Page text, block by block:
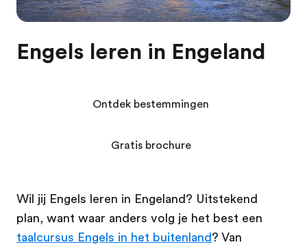
Engels leren in Engeland
Wil jij Engels leren in Engeland? Uitstekend
plan, want waar anders volg je het best een
taalcursus Engels in het buitenland ? Van
Ontdek bestemmingen
Gratis brochure